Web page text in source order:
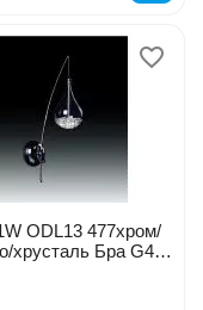
ODL13 477хром/
хрусталь Бра G4